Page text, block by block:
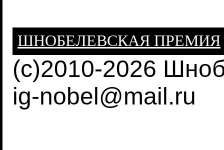
ШНОБЕЛЕВСКАЯ ПРЕМИЯ
(c)2010-2026
ig-nobel@mail.ru